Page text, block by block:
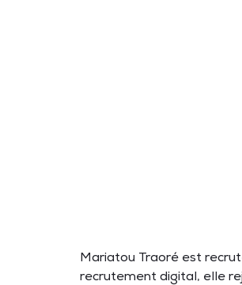
Mariatou Traoré est
recrutement digital, elle